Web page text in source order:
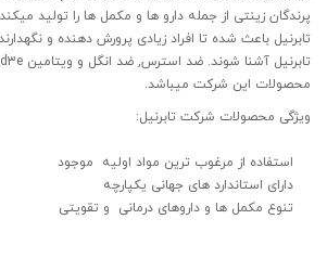
پرندگان زینتی از جمله دارو ها و مکمل ها را تولید
تابرنیل باعث شده تا افراد زیادی پرورش دهنده و
محصولات این شرکت میباشد.
ویژگی محصولات شرکت تابرنیل:
استفاده از مرغوب ترین مواد اولیه موجود
دارای استاندارد های جهانی یکپارچه
تنوع مکمل ها و داروهای درمانی و تقویتی